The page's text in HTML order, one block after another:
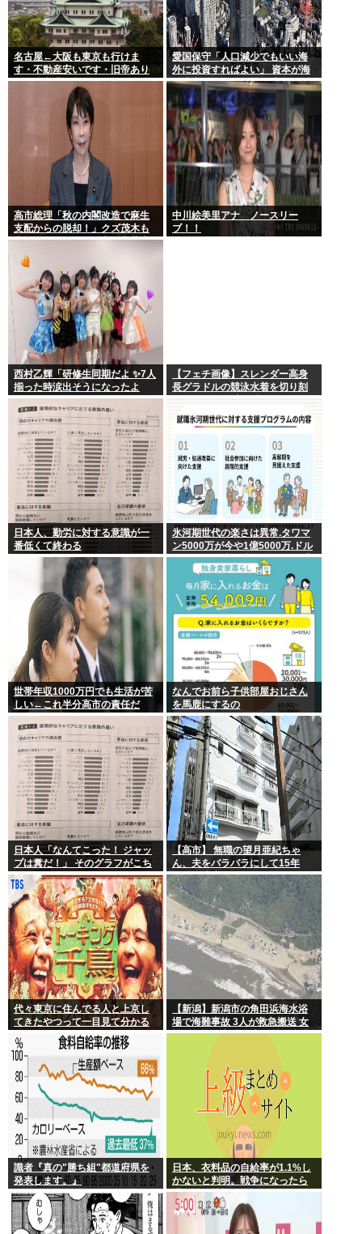
名古屋←大阪も東京も行けま
す・不動産安いです・旧帝あり
ます・空港あります 不人気な理
愛国保守「人口減少でもいい海
外に投資すればよい」 資本が海
外流出し賃金もGDPも上がらず
海外が成長
高市総理「秋の内閣改造で麻生
支配からの脱却！」クズ茂木も
壺ホークもクビの一方で壺萩生
田が復権へ
中川絵美里アナ ノースリー
ブ！！
西村乙輝「研修生同期だよ ✨7人
揃った時涙出そうになったよ
ね」
【フェチ画像】スレンダー高身
長グラドルの競泳水着を切り刻
むとヌルヌル 大開脚×マッサージ
【鹿】
日本人、勤労に対する意識が一
番低くて終わる
氷河期世代の楽さは異常.タワマ
ン5000万が今や1億5000万.ドル
円80円で資産形成.マジで楽な世
代だったな
世帯年収1000万円でも生活が苦
しい←これ半分高市の責任だ
ろ…
なんでお前ら子供部屋おじさん
を馬鹿にするの
日本人「なんてこった！ ジャッ
プは糞だ！」 そのグラフがこち
ら。
【高市】 無職の望月亜紀ちゃ
ん、夫をバラバラにして15年
間、冷凍庫で保存
代々東京に住んでる人と上京し
てきたやつって一目見て分かる
よね。あれなんで？
【新潟】新潟市の角田浜海水浴
場で海難事故 3人が救急搬送 女
性と男児が心肺停止 男性は意識
識者『真の"勝ち組"都道府県を
発表します。』
日本、衣料品の自給率が1.1%し
かないと判明。戦争になったら
裸で戦う模様www